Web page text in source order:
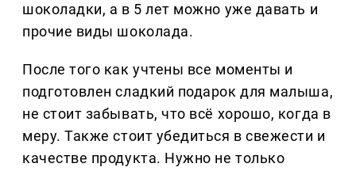
шоколадки, а в 5 лет можно уже давать и
прочие виды шоколада.
После того как учтены все моменты и
подготовлен сладкий подарок для малыша,
не стоит забывать, что всё хорошо, когда в
меру. Также стоит убедиться в свежести и
качестве продукта. Нужно не только